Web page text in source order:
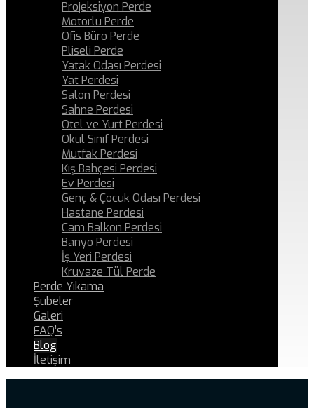
Projeksiyon Perde
Motorlu Perde
Ofis Büro Perde
Pliseli Perde
Yatak Odası Perdesi
Yat Perdesi
Salon Perdesi
Sahne Perdesi
Otel ve Yurt Perdesi
Okul Sınıf Perdesi
Mutfak Perdesi
Kış Bahçesi Perdesi
Ev Perdesi
Genç & Çocuk Odası Perdesi
Hastane Perdesi
Cam Balkon Perdesi
Banyo Perdesi
İş Yeri Perdesi
Kruvaze Tül Perde
Perde Yıkama
Şubeler
Galeri
FAQ’s
Blog
İletişim